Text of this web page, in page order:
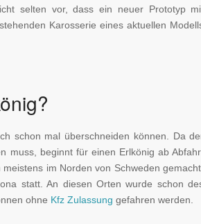
selten vor, dass ein neuer Prototyp
Karosserie eines aktuellen
schon mal überschneiden können. Da
muss, beginnt für einen Erlkönig ab
im Norden von Schweden
statt. An diesen Orten wurde schon
ohne Kfz Zulassung gefahren werden.